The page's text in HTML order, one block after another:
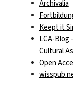
Archivalia
Keept it
LCA-Blog
Cultural
Open